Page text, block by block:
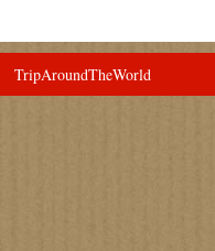
TripAroundTheWorld